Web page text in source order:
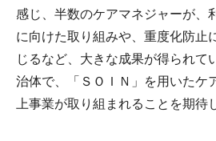
感じ、半数のケアマネジャーが、
に向けた取り組みや、重度化防止
じるなど、大きな成果が得られて
治体で、「ＳＯＩＮ」を用いたケ
上事業が取り組まれることを期待